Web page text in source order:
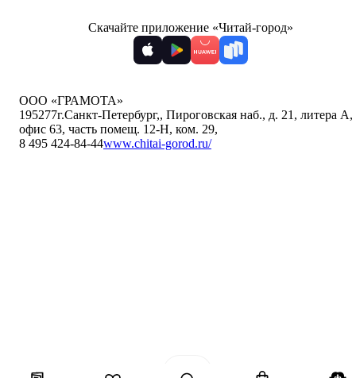
Скачайте приложение «Читай-город»
ООО «ГРАМОТА»
195277г.Санкт-Петербург,, Пироговская наб., д. 21, литера А,
офис 63, часть помещ. 12-Н, ком. 29,
8 495 424-84-44www.chitai-gorod.ru/